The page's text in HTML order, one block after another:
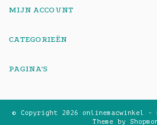
MIJN ACCOUNT
CATEGORIEËN
PAGINA'S
© Copyright 2026 onlinemacwinkel -
Theme by